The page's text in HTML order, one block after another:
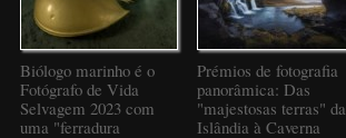
Biólogo marinho é o
Fotógrafo de Vida
Selvagem 2023 com
uma "ferradura
Prémios de fotografia
panorâmica: Das
"majestosas terras" da
Islândia à Caverna